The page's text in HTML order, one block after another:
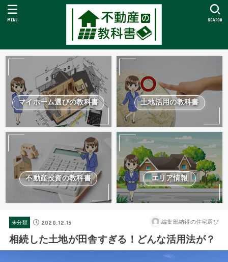
SEARCH
MENU
マイホーム選びの教科書 土地活用の教科書
不動産投資の教科書 エリア情報
未分類 2020.12.15 編集部納得の住宅選び
相続した土地が田舎すぎる！どんな活用法が？